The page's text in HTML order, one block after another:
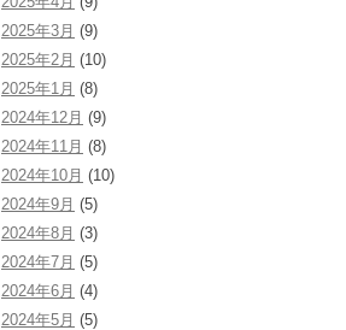
2025年3月 (9)
2025年2月 (10)
2025年1月 (8)
2024年12月 (9)
2024年11月 (8)
2024年10月 (10)
2024年9月 (5)
2024年8月 (3)
2024年7月 (5)
2024年6月 (4)
2024年5月 (5)